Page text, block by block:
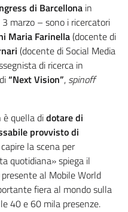
di Barcellona in
marzo – sono i ricercatori
Maria Farinella(docente di
(docente di Social Media
di ricerca in
“Next Vision”, spinoff
è quella didotare di
provvisto di
la scena per
quotidiana» spiega il
al Mobile World
fiera al mondo sulla
40 e 60 mila presenze.